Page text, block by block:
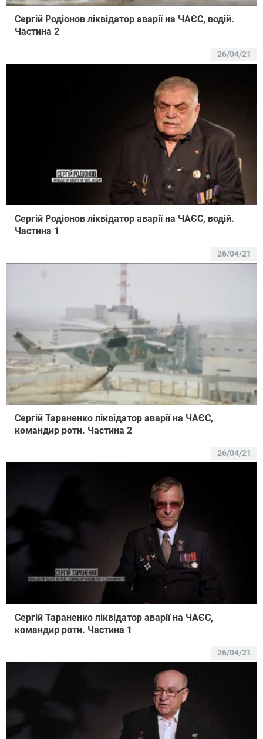
Сергій Родіонов ліквідатор аварії на ЧАЄС, водій.
Частина 2
26/04/21
Сергій Родіонов ліквідатор аварії на ЧАЄС, водій.
Частина 1
26/04/21
Сергій Тараненко ліквідатор аварії на ЧАЄС,
командир роти. Частина 2
26/04/21
Сергій Тараненко ліквідатор аварії на ЧАЄС,
командир роти. Частина 1
26/04/21